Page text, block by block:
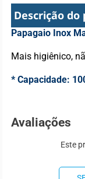
Descrição
Papagaio Inox
Mais higiênico,
* Capacidade:
Avaliações
Este